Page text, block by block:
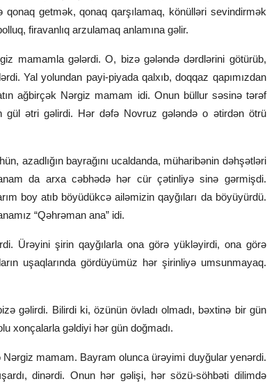
qonaq getmək, qonaq qarşılamaq, könülləri sevindirmək
firavanlıq arzulamaq anlamına gəlir.
mamamla gələrdi. O, bizə gələndə dərdlərini götürüb,
Yal yolundan payi-piyada qalxıb, doqqaz qapımızdan
ağbirçək Nərgiz mamam idi. Onun büllur səsinə tərəf
gül ətri gəlirdi. Hər dəfə Novruz gələndə o ətirdən ötrü
azadlığın bayrağını ucaldanda, müharibənin dəhşətləri
da arxa cəbhədə hər cür çətinliyə sinə gərmişdi.
boy atıb böyüdükcə ailəmizin qayğıları da böyüyürdü.
“Qəhrəman ana” idi.
Ürəyini şirin qayğılarla ona görə yükləyirdi, ona görə
uşaqlarında gördüyümüz hər şirinliyə umsunmayaq.
gəlirdi. Bilirdi ki, özünün övladı olmadı, bəxtinə bir gün
xonçalarla gəldiyi hər gün doğmadı.
mamam. Bayram olunca ürəyimi duyğular yenərdi.
dinərdi. Onun hər gəlişi, hər sözü-söhbəti dilimdə